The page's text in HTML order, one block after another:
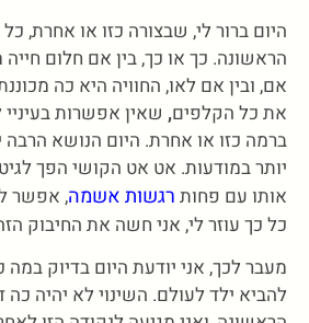
היום ברור לי, שבצורה כזו או אחרת,
הראשונה. כך או כך, בין אם חלום
אם, ובין אם לאו, החוויה היא כה
את כל הקלפים, שאין אפשרות בעיניי
ברמה כזו או אחרת. היום הנושא הרבה
יותר במודעות. אט אט הקושי הפך
אותו עם פחות רגשות אשמה, אפשר
כל כך עוזר לי, אני חשה את החיבוק
מעבר לכך, אני יודעת היום בדיוק
להביא ילד לעולם. השינוי לא יהיה